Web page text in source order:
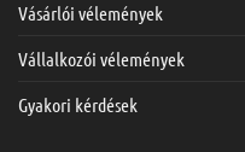
Vásárlói vélemények
Vállalkozói vélemények
Gyakori kérdések